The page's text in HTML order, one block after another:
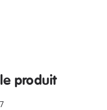
produit